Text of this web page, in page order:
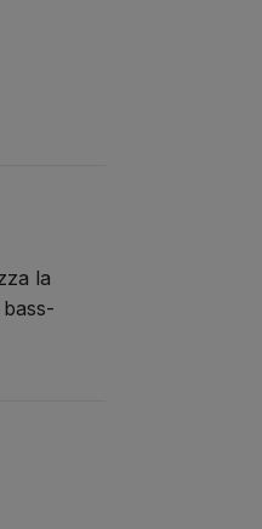
la